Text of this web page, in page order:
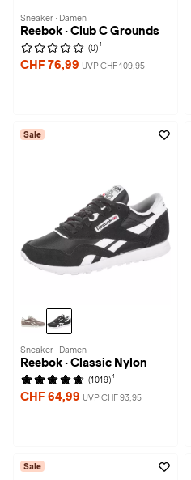
Sneaker · Damen
Reebok · Club C Grounds
(0) 1
CHF 76,99 UVP CHF 109,95
Sale
Sneaker · Damen
Reebok · Classic Nylon
(1019) 1
CHF 64,99 UVP CHF 93,95
Sale